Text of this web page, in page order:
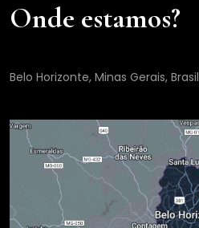
Onde estamos?
Belo Horizonte, Minas Gerais, Brasil